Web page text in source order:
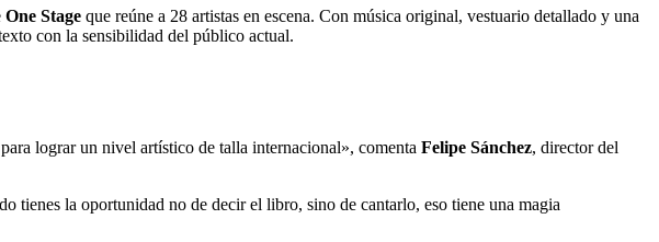
One Stage que reúne a 28 artistas en escena. Con música original, vestuario detallado y una
con la sensibilidad del público actual.
lograr un nivel artístico de talla internacional», comenta Felipe Sánchez, director del
tienes la oportunidad no de decir el libro, sino de cantarlo, eso tiene una magia